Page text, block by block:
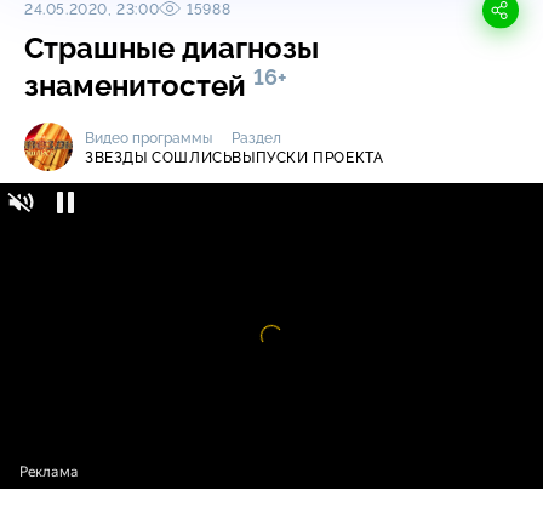
24.05.2020, 23:00 15988
Страшные диагнозы
знаменитостей 16+
Видео программы
ЗВЕЗДЫ СОШЛИСЬ
Раздел
ВЫПУСКИ ПРОЕКТА